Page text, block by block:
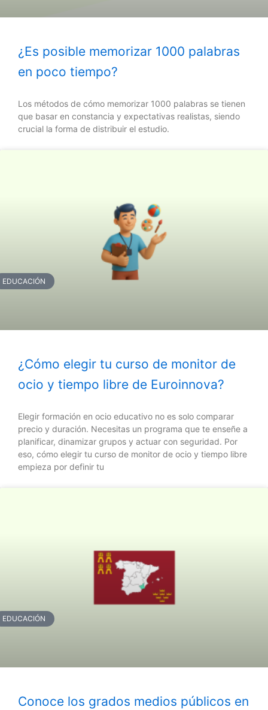
¿Es posible memorizar 1000 palabras
en poco tiempo?
Los métodos de cómo memorizar 1000 palabras se tienen
que basar en constancia y expectativas realistas, siendo
crucial la forma de distribuir el estudio.
EDUCACIÓN
¿Cómo elegir tu curso de monitor de
ocio y tiempo libre de Euroinnova?
Elegir formación en ocio educativo no es solo comparar
precio y duración. Necesitas un programa que te enseñe a
planificar, dinamizar grupos y actuar con seguridad. Por
eso, cómo elegir tu curso de monitor de ocio y tiempo libre
empieza por definir tu
EDUCACIÓN
Conoce los grados medios públicos en